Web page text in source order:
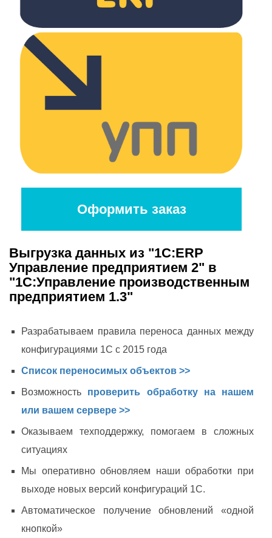
Оформить заказ
Выгрузка данных из "1С:ERP
Управление предприятием 2" в
"1С:Управление производственным
предприятием 1.3"
Разрабатываем правила переноса данных между
конфигурациями 1С с 2015 года
Список переносимых объектов >>
Возможность проверить обработку на нашем
или вашем сервере >>
Оказываем техподдержку, помогаем в сложных
ситуациях
Мы оперативно обновляем наши обработки при
выходе новых версий конфигураций 1C.
Автоматическое получение обновлений «одной
кнопкой»